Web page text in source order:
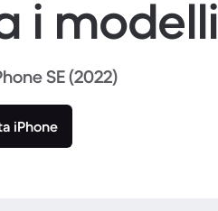
i modelli
SE (2022)
iPhone